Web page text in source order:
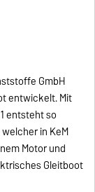
GmbH
entwickelt. Mit
entsteht so
in KeM
Motor und
Gleitboot